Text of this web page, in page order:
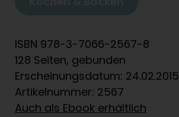
ISBN 978-3-7066-2567-8
128 Seiten, gebunden
Erscheinungsdatum: 24.02.2015
Artikelnummer: 2567
Auch als Ebook erhältlich